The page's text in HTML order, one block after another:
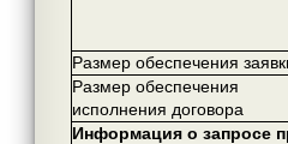
Размер обеспечения
Размер обеспечения
исполнения договора
Информация о запросе